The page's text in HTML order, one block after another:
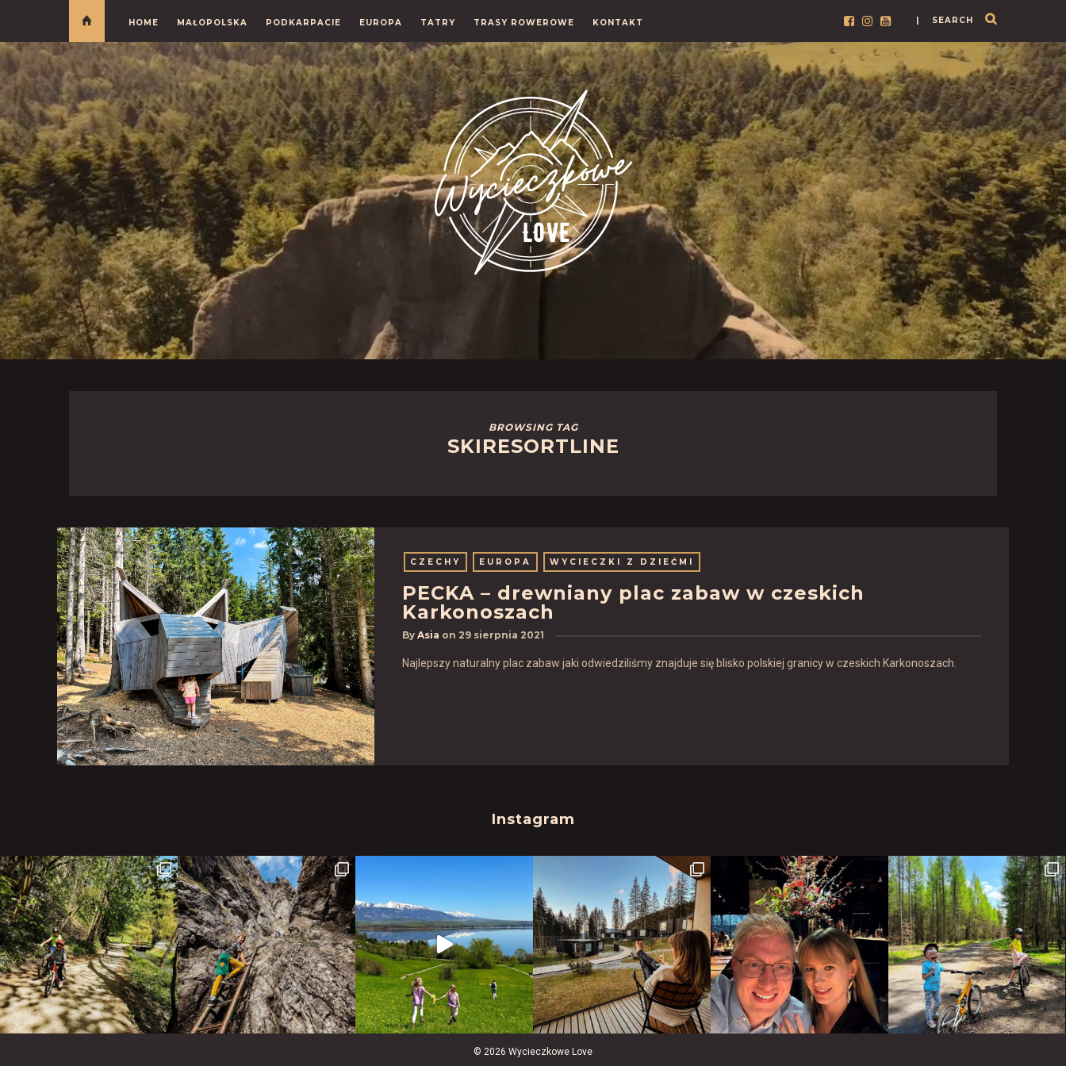
| SEARCH
HOME MAŁOPOLSKA PODKARPACIE EUROPA TATRY TRASY ROWEROWE KONTAKT
BROWSING TAG
SKIRESORTLINE
CZECHY EUROPA WYCIECZKI Z DZIEĆMI
PECKA – drewniany plac zabaw w czeskich
Karkonoszach
By Asia on 29 sierpnia 2021
Najlepszy naturalny plac zabaw jaki odwiedziliśmy znajduje się blisko polskiej granicy w czeskich Karkonoszach.
Instagram
© 2026 Wycieczkowe Love